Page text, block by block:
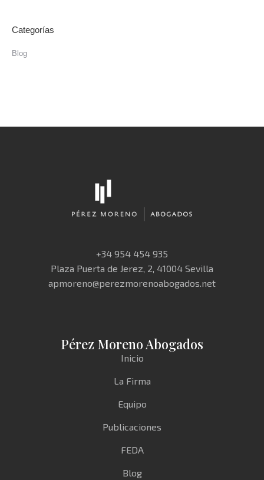
Categorías
Blog
+34 954 454 935
Plaza Puerta de Jerez, 2, 41004 Sevilla
apmoreno@perezmorenoabogados.net
Pérez Moreno Abogados
Inicio
La Firma
Equipo
Publicaciones
FEDA
Blog